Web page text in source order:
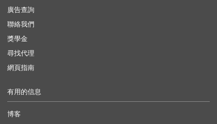
廣告查詢
聯絡我們
獎學金
尋找代理
網頁指南
有用的信息
博客